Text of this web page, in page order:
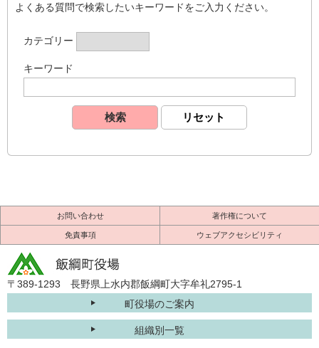
よくある質問で検索したいキーワードをご入力ください。
カテゴリー
キーワード
お問い合わせ 著作権について
免責事項 ウェブアクセシビリティ
〒389-1293 長野県上水内郡飯綱町大字牟礼2795-1
町役場のご案内
組織別一覧